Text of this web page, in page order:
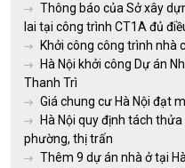
Thông báo của Sở xây
lai tại công trình CT1A đủ
Khởi công công trình nhà
Hà Nội khởi công Dự án
Thanh Trì
Giá chung cư Hà Nội đạt
Hà Nội quy định tách
phường, thị trấn
Thêm 9 dự án nhà ở tại